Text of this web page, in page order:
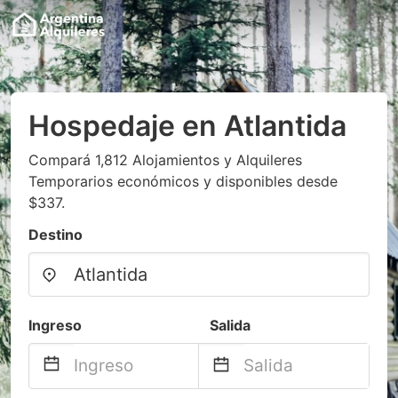
Hospedaje en Atlantida
Compará 1,812 Alojamientos y Alquileres
Temporarios económicos y disponibles desde
$337.
Destino
Ingreso Salida